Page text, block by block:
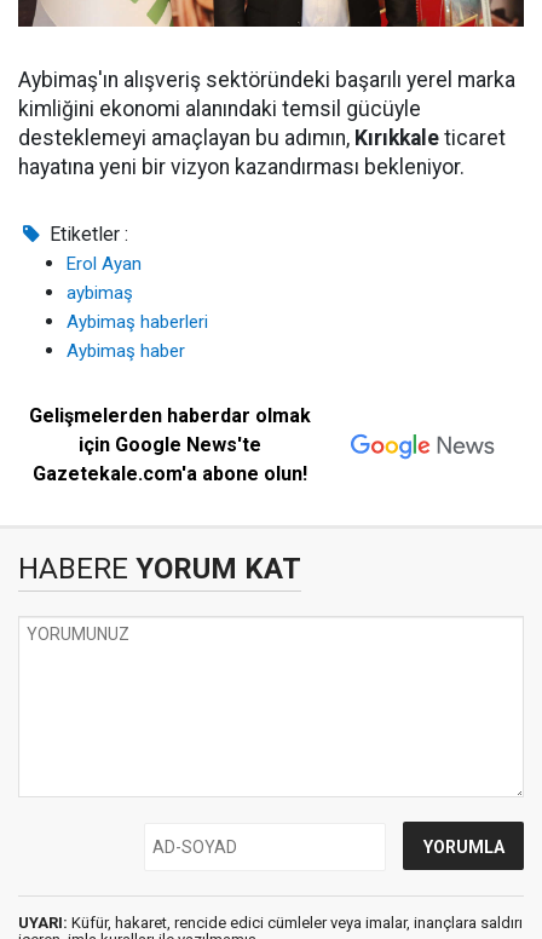
Aybimaş'ın alışveriş sektöründeki başarılı yerel marka
kimliğini ekonomi alanındaki temsil gücüyle
desteklemeyi amaçlayan bu adımın, Kırıkkale ticaret
hayatına yeni bir vizyon kazandırması bekleniyor.
Etiketler :
Erol Ayan
aybimaş
Aybimaş haberleri
Aybimaş haber
Gelişmelerden haberdar olmak
için Google News'te
Gazetekale.com'a abone olun!
HABERE YORUM KAT
UYARI: Küfür, hakaret, rencide edici cümleler veya imalar, inançlara saldırı